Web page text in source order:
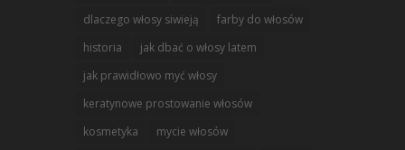
dlaczego włosy siwieją
farby do włosów
historia
jak dbać o włosy latem
jak prawidłowo myć włosy
keratynowe prostowanie włosów
kosmetyka
mycie włosów